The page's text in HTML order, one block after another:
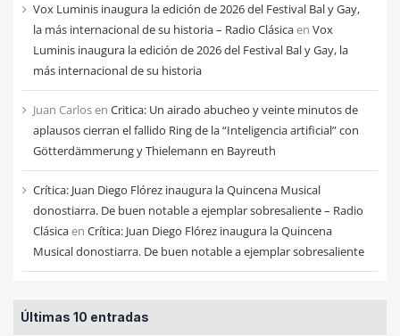
Vox Luminis inaugura la edición de 2026 del Festival Bal y Gay,
la más internacional de su historia – Radio Clásicaen Vox
Luminis inaugura la edición de 2026 del Festival Bal y Gay, la
más internacional de su historia
Juan Carlosen Critica: Un airado abucheo y veinte minutos de
aplausos cierran el fallido Ring de la “Inteligencia artificial” con
Götterdämmerung y Thielemann en Bayreuth
Crítica: Juan Diego Flórez inaugura la Quincena Musical
donostiarra. De buen notable a ejemplar sobresaliente – Radio
Clásicaen Crítica: Juan Diego Flórez inaugura la Quincena
Musical donostiarra. De buen notable a ejemplar sobresaliente
Últimas 10 entradas